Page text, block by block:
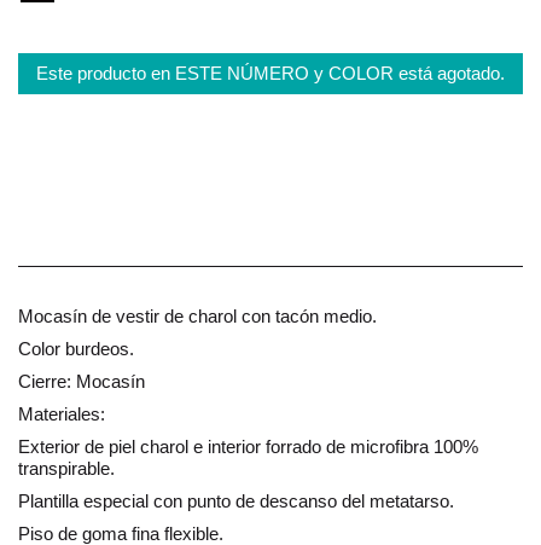
Este producto en ESTE NÚMERO y COLOR está agotado.
Mocasín de vestir de charol con tacón medio.
Color burdeos.
Cierre: Mocasín
Materiales:
Exterior de piel charol e interior forrado de microfibra 100%
transpirable.
Plantilla especial con punto de descanso del metatarso.
Piso de goma fina flexible.